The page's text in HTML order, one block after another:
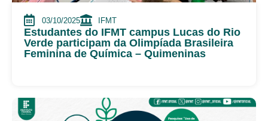
03/10/2025 IFMT
Estudantes do IFMT campus Lucas do Rio
Verde participam da Olimpíada Brasileira
Feminina de Química – Quimeninas